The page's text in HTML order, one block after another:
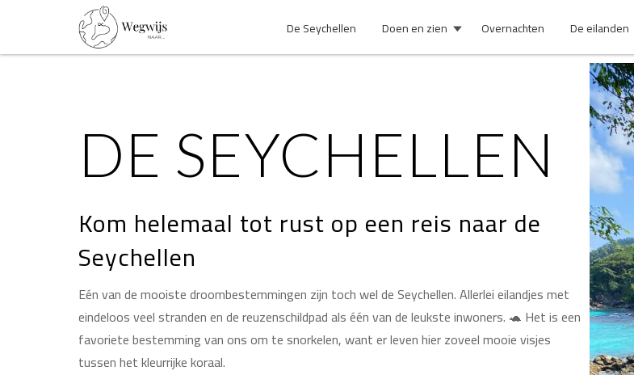
De Seychellen Doen en zien Overnachten De eilanden
DE SEYCHELLEN
Kom helemaal tot rust op een reis naar de
Seychellen
Eén van de mooiste droombestemmingen zijn toch wel de Seychellen. Allerlei eilandjes met
eindeloos veel stranden en de reuzenschildpad als één van de leukste inwoners. 🐢 Het is een
favoriete bestemming van ons om te snorkelen, want er leven hier zoveel mooie visjes
tussen het kleurrijke koraal.